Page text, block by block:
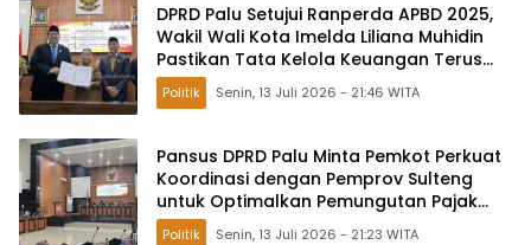
DPRD Palu Setujui Ranperda APBD 2025,
Wakil Wali Kota Imelda Liliana Muhidin
Pastikan Tata Kelola Keuangan Terus
Dibenahi
Politik Senin, 13 Juli 2026 - 21:46 WITA
Pansus DPRD Palu Minta Pemkot Perkuat
Koordinasi dengan Pemprov Sulteng
untuk Optimalkan Pemungutan Pajak
Tambang
Politik Senin, 13 Juli 2026 - 21:23 WITA